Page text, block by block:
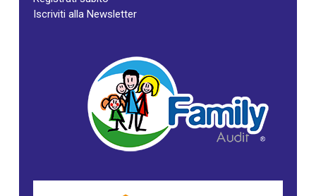
Iscriviti alla Newsletter